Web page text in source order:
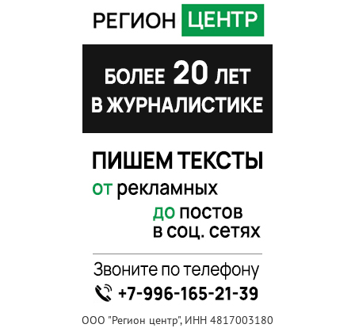
ООО "Регион центр", ИНН 4817003180